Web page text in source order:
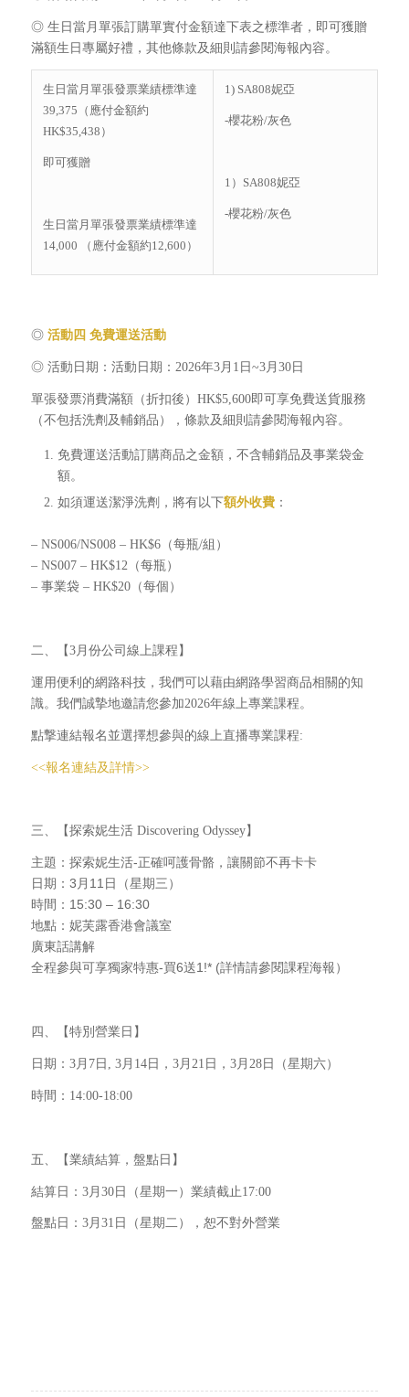
◎ 生日當月單張訂購單實付金額達下表之標準者，即可獲贈
滿額生日專屬好禮，其他條款及細則請參閱海報內容。
生日當月單張發票業績標準達
39,375（應付金額約
HK$35,438）
即可獲贈
生日當月單張發票業績標準達
14,000 （應付金額約12,600）
1) SA808妮亞
-櫻花粉/灰色
1）SA808妮亞
-櫻花粉/灰色
◎ 活動四 免費運送活動
◎ 活動日期：活動日期：2026年3月1日~3月30日
單張發票消費滿額（折扣後）HK$5,600即可享免費送貨服務
（不包括洗劑及輔銷品），條款及細則請參閱海報內容。
免費運送活動訂購商品之金額，不含輔銷品及事業袋金
額。
如須運送潔淨洗劑，將有以下額外收費：
– NS006/NS008 – HK$6（每瓶/組）
– NS007 – HK$12（每瓶）
– 事業袋 ‒ HK$20（每個）
二、【3月份公司線上課程】
運用便利的網路科技，我們可以藉由網路學習商品相關的知
識。我們誠摯地邀請您參加2026年線上專業課程。
點撃連結報名並選擇想參與的線上直播專業課程:
<<報名連結及詳情>>
三、【探索妮生活 Discovering Odyssey】
主題：探索妮生活-正確呵護骨骼，讓關節不再卡卡
日期：3月11日（星期三）
時間：15:30 – 16:30
地點：妮芙露香港會議室
廣東話講解
全程參與可享獨家特惠-買6送1!* (詳情請參閱課程海報）
四、【特別營業日】
日期：3月7日, 3月14日，3月21日，3月28日（星期六）
時間：14:00-18:00
五、【業績結算，盤點日】
結算日：3月30日（星期一）業績截止17:00
盤點日：3月31日（星期二），恕不對外營業